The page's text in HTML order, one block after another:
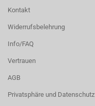
Kontakt
Widerrufsbelehrung
Info/FAQ
Vertrauen
AGB
Privatsphäre und Datenschutz